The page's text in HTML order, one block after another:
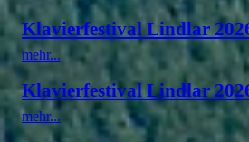
Klavierfestival Lindlar
mehr...
Klavierfestival Lindlar
mehr...